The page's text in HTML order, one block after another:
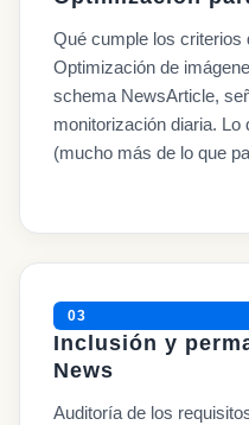
Qué cumple los criterios
Optimización de
schema NewsArticle,
monitorización diaria. Lo
(mucho más de lo que
03
Inclusión y
News
Auditoría de los